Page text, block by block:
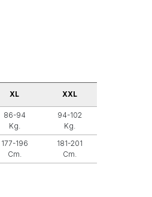
XL XXL
86-94
Kg.
94-102
Kg.
177-196
Cm.
181-201
Cm.